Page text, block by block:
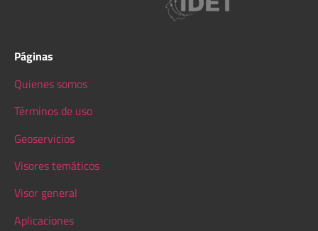
Páginas
Quienes somos
Términos de uso
Geoservicios
Visores temáticos
Visor general
Aplicaciones